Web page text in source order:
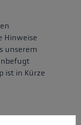
Hinweise
unserem
ist in Kürze